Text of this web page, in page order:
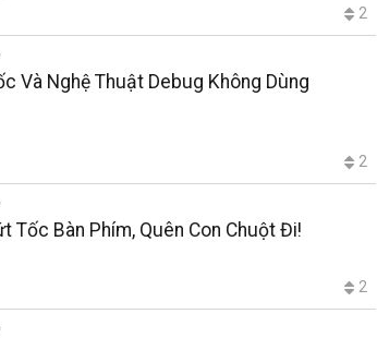
2
Và Nghệ Thuật Debug Không Dùng
2
Tốc Bàn Phím, Quên Con Chuột Đi!
2